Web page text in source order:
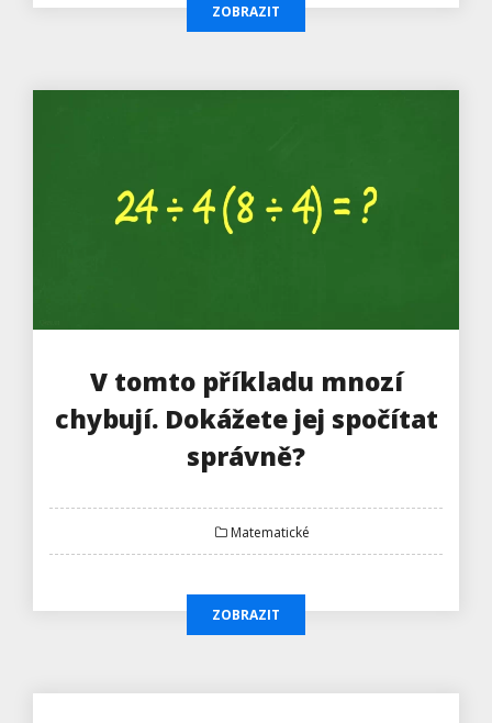
ZOBRAZIT
V tomto příkladu mnozí
chybují. Dokážete jej spočítat
správně?
Matematické
ZOBRAZIT